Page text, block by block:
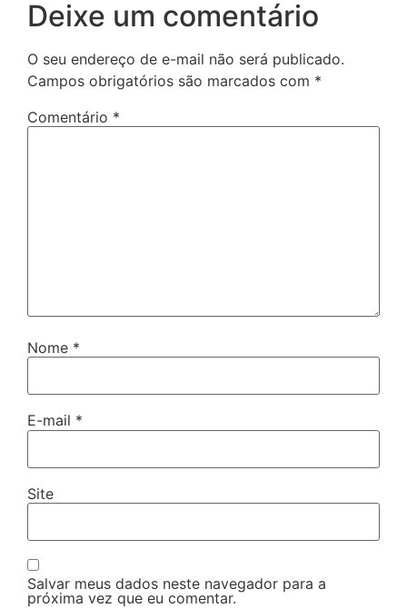
Deixe um comentário
O seu endereço de e-mail não será publicado.
Campos obrigatórios são marcados com *
Comentário *
Nome *
E-mail *
Site
Salvar meus dados neste navegador para a
próxima vez que eu comentar.